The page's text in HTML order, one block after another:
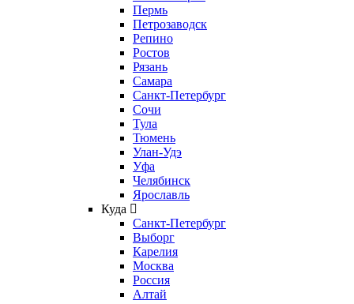
Пермь
Петрозаводск
Репино
Ростов
Рязань
Самара
Санкт-Петербург
Сочи
Тула
Тюмень
Улан-Удэ
Уфа
Челябинск
Ярославль
Куда
Санкт-Петербург
Выборг
Карелия
Москва
Россия
Алтай